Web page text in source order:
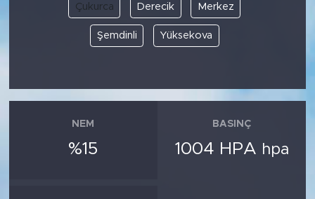
Çukurca Derecik Merkez
Şemdinli Yüksekova
NEM
%15
BASINÇ
1004 HPA hpa